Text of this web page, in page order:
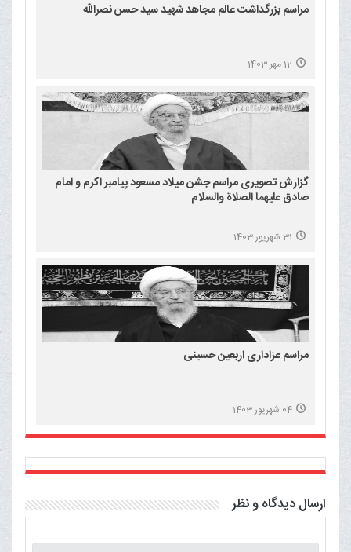
مراسم بزرگداشت عالم مجاهد شهید سید حسن نصرالله
12 مهر 1403
گزارش تصویری مراسم جشن میلاد مسعود پیامبر اکرم و امام
صادق علیهما الصلاة والسلام
31 شهریور 1403
مراسم عزاداری اربعین حسینی
04 شهریور 1403
ارسال دیدگاه و نظر